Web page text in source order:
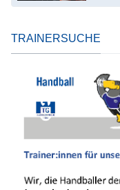
TRAINERSUCHE